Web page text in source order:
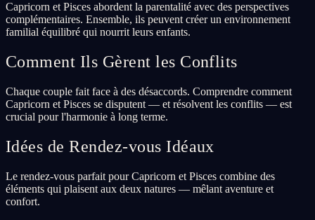
Capricorn et Pisces abordent la parentalité avec des perspectives
complémentaires. Ensemble, ils peuvent créer un environnement
familial équilibré qui nourrit leurs enfants.
Comment Ils Gèrent les Conflits
Chaque couple fait face à des désaccords. Comprendre comment
Capricorn et Pisces se disputent — et résolvent les conflits — est
crucial pour l'harmonie à long terme.
Idées de Rendez-vous Idéaux
Le rendez-vous parfait pour Capricorn et Pisces combine des
éléments qui plaisent aux deux natures — mêlant aventure et
confort.